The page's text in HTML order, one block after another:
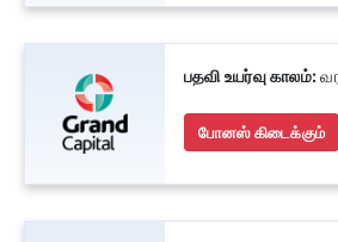
பதவி உயர்வு காலம்:
போனஸ் கிடைக்கும்